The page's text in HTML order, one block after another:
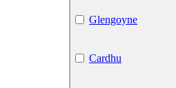
Glengoyne
Cardhu